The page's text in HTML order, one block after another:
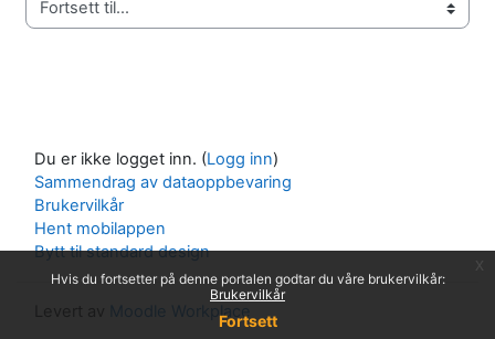
Hvis du fortsetter på denne portalen godtar du våre brukervilkår:
Brukervilkår
Fortsett
Fortsett til...
Du er ikke logget inn. (Logg inn)
Sammendrag av dataoppbevaring
Brukervilkår
Hent mobilappen
Bytt til standard design
Moodle Workplace